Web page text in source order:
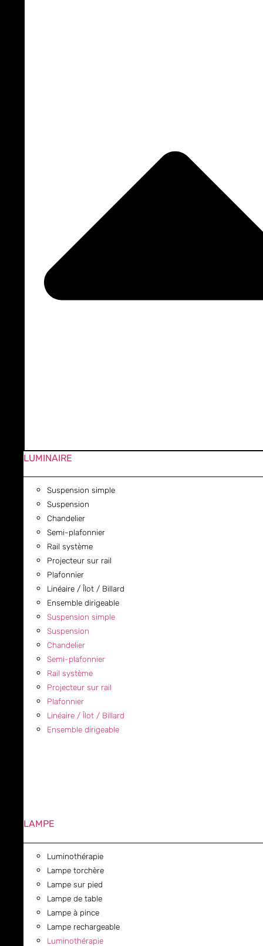
LUMINAIRE
Suspension simple
Suspension
Chandelier
Semi-plafonnier
Rail système
Projecteur sur rail
Plafonnier
Linéaire / Îlot / Billard
Ensemble dirigeable
Suspension simple
Suspension
Chandelier
Semi-plafonnier
Rail système
Projecteur sur rail
Plafonnier
Linéaire / Îlot / Billard
Ensemble dirigeable
LAMPE
Luminothérapie
Lampe torchère
Lampe sur pied
Lampe de table
Lampe à pince
Lampe rechargeable
Luminothérapie